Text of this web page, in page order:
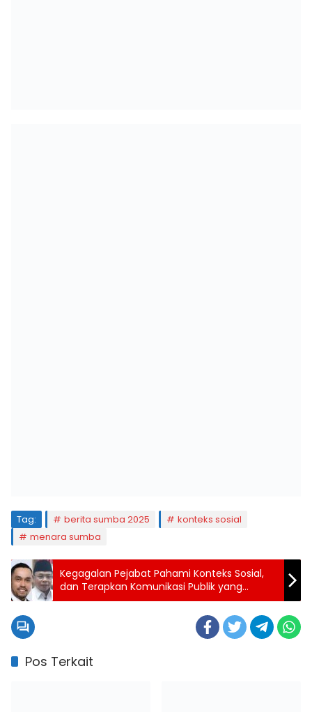
Tag: berita sumba 2025
konteks sosial
menara sumba
Kegagalan Pejabat Pahami Konteks Sosial,
dan Terapkan Komunikasi Publik yang
Empatik Sering Picu Kemarahan Publik
Pos Terkait